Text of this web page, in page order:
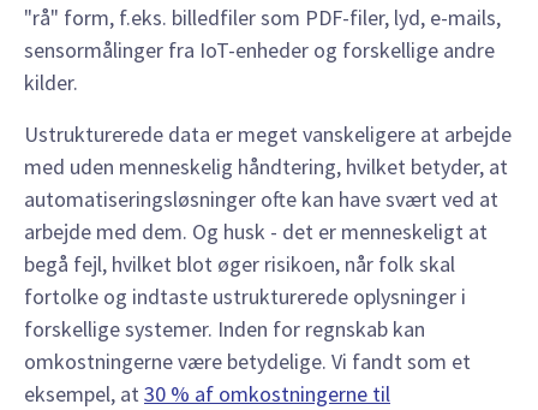
"rå" form, f.eks. billedfiler som PDF-filer, lyd, e-mails,
sensormålinger fra IoT-enheder og forskellige andre
kilder.
Ustrukturerede data er meget vanskeligere at arbejde
med uden menneskelig håndtering, hvilket betyder, at
automatiseringsløsninger ofte kan have svært ved at
arbejde med dem. Og husk - det er menneskeligt at
begå fejl, hvilket blot øger risikoen, når folk skal
fortolke og indtaste ustrukturerede oplysninger i
forskellige systemer. Inden for regnskab kan
omkostningerne være betydelige. Vi fandt som et
eksempel, at 30 % af omkostningerne til